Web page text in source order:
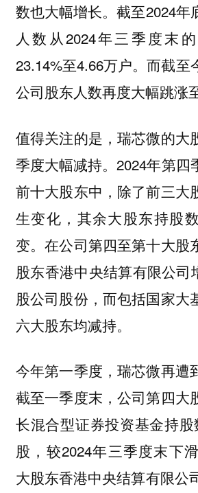
数也大幅增长。截至2024年
人数从2024年三季度末
23.14%至4.66万户。而截至
公司股东人数再度大幅跳涨
值得关注的是，瑞芯微的大
季度大幅减持。2024年第四
前十大股东中，除了前三大
生变化，其余大股东持股
变。在公司第四至第十大股
股东香港中央结算有限公司
股公司股份，而包括国家大
六大股东均减持。
今年第一季度，瑞芯微再遭
截至一季度末，公司第四大
长混合型证券投资基金持
股，较2024年三季度末下
大股东香港中央结算有限公